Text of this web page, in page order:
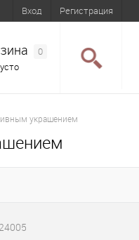
Вход Регистрация
0
украшением